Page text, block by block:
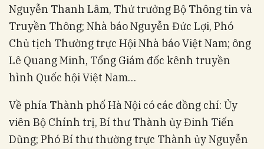
Nguyễn Thanh Lâm, Thứ trưởng Bộ Thông tin và
Truyền Thông; Nhà báo Nguyễn Đức Lợi, Phó
Chủ tịch Thường trực Hội Nhà báo Việt Nam; ông
Lê Quang Minh, Tổng Giám đốc kênh truyền
hình Quốc hội Việt Nam…
Về phía Thành phố Hà Nội có các đồng chí: Ủy
viên Bộ Chính trị, Bí thư Thành ủy Đinh Tiến
Dũng; Phó Bí thư thường trực Thành ủy Nguyễn